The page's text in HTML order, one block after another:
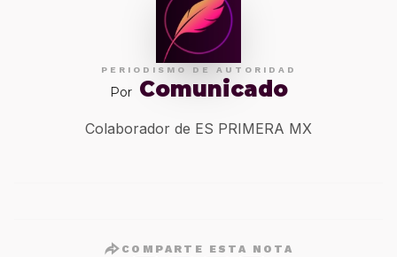
PERIODISMO DE AUTORIDAD
Por Comunicado
Colaborador de ES PRIMERA MX
COMPARTE ESTA NOTA